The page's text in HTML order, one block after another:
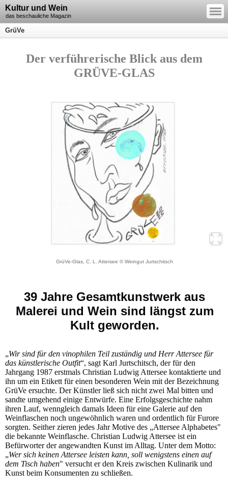
Kultur und Wein
das beschauliche Magazin
—
—
—
GrüVe
Der verführerische Blick aus dem
GRÜVE-GLAS
GrüVe-Glas, C. L. Attersee © Weingut Jurtschitsch
39 Jahre Gesamtkunstwerk aus
Malerei und Wein sind längst zum
Kult geworden.
„Wir sind für den vinophilen Teil zuständig und Herr Attersee für
das künstlerische Outfit“, sagt Karl Jurtschitsch, der für den
Jahrgang 1987 erstmals Christian Ludwig Attersee kontaktierte und
ihn um ein Etikett für einen besonderen Wein mit der Bezeichnung
GrüVe ersuchte. Der Künstler ließ sich nicht zwei Mal bitten und
sandte umgehend einige Entwürfe. Eine Erfolgsgeschichte nahm
ihren Lauf, wenngleich damals Ideen für eine Galerie auf den
Weinflaschen noch ungewöhnlich waren und ordentlich für Furore
sorgten. Seither zieren jedes Jahr Motive des „Attersee Alphabetes"
die bekannte Weinflasche. Christian Ludwig Attersee ist ein
Befürworter der angewandten Kunst im Alltag. Unter dem Motto:
„Wer sich keinen Attersee leisten kann, soll wenigstens einen auf
dem Tisch haben" versucht er den Kreis zwischen Kulinarik und
Kunst beim Konsumenten zu schließen.